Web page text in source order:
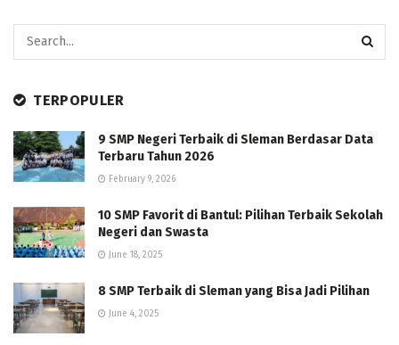
TERPOPULER
9 SMP Negeri Terbaik di Sleman Berdasar Data
Terbaru Tahun 2026
February 9, 2026
10 SMP Favorit di Bantul: Pilihan Terbaik Sekolah
Negeri dan Swasta
June 18, 2025
8 SMP Terbaik di Sleman yang Bisa Jadi Pilihan
June 4, 2025